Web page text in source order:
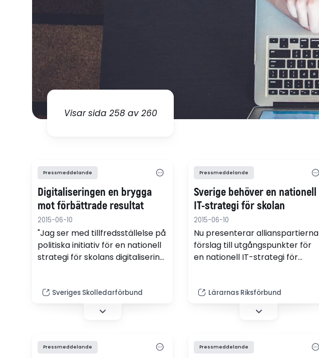
Visar sida 258 av 260
Pressmeddelande
Digitaliseringen en brygga
mot förbättrade resultat
2015-06-10
"Jag ser med tillfredsställelse på
politiska initiativ för en nationell
strategi för skolans digitalisering.
oss att komma till rätta med en
del av de problem som vi
upplever i skolan idag", säger
Skolledarförbund.
Sveriges Skolledarförbund
Pressmeddelande
Sverige behöver en nationell
IT-strategi för skolan
2015-06-10
Nu presenterar allianspartierna
förslag till utgångspunkter för
en nationell IT-strategi för
resultat. Lärarnas Riksförbund
har länge krävt en
sammanhållen och nationell IT-
Lärarnas Riksförbund.
Lärarnas Riksförbund
Pressmeddelande Pressmeddelande